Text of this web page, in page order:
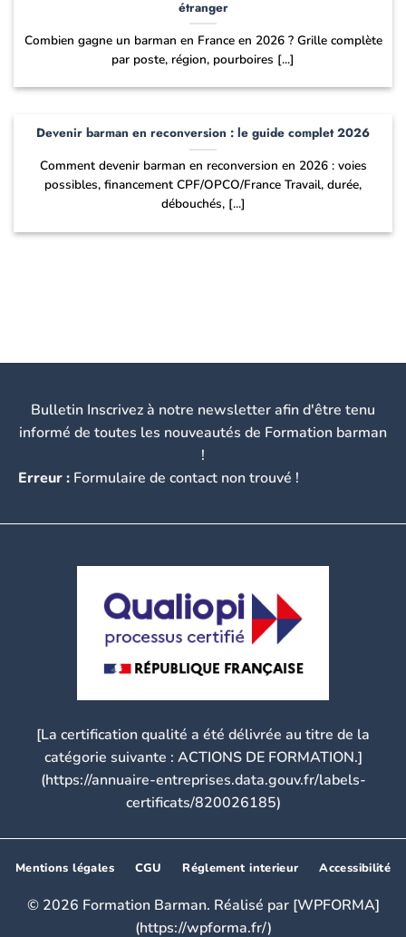
étranger
Combien gagne un barman en France en 2026 ? Grille complète
par poste, région, pourboires [...]
Devenir barman en reconversion : le guide complet 2026
Comment devenir barman en reconversion en 2026 : voies
possibles, financement CPF/OPCO/France Travail, durée,
débouchés, [...]
Bulletin Inscrivez à notre newsletter afin d'être tenu
informé de toutes les nouveautés de Formation barman
!
Erreur : Formulaire de contact non trouvé !
[La certification qualité a été délivrée au titre de la
catégorie suivante : ACTIONS DE FORMATION.]
(https://annuaire-entreprises.data.gouv.fr/labels-
certificats/820026185)
Mentions légales CGU Réglement interieur Accessibilité
© 2026 Formation Barman. Réalisé par [WPFORMA]
(https://wpforma.fr/)